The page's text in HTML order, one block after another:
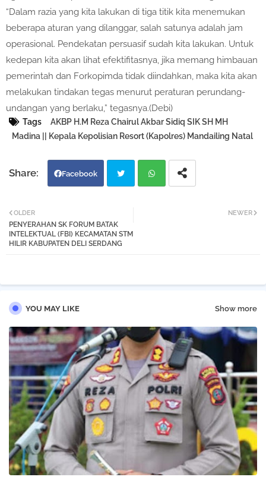
“Dalam razia yang kita lakukan di tiga titik kita menemukan
beberapa aturan yang dilanggar, salah satunya adalah jam
operasional. Pendekatan persuasif sudah kita lakukan. Untuk
kedepan kita akan lihat efektifitasnya, jika memang himbauan
pemerintah dan Forkopimda tidak diindahkan, maka kita akan
melakukan tindakan tegas menurut peraturan perundang-
undangan yang berlaku,” tegasnya.(Debi)
Tags
AKBP H.M Reza Chairul Akbar Sidiq SIK SH MH
Madina || Kepala Kepolisian Resort (Kapolres) Mandailing Natal
Facebook
tter
NEWER
OLDER
PENYERAHAN SK FORUM BATAK
INTELEKTUAL (FBI) KECAMATAN STM
HILIR KABUPATEN DELI SERDANG
YOU MAY LIKE Show more